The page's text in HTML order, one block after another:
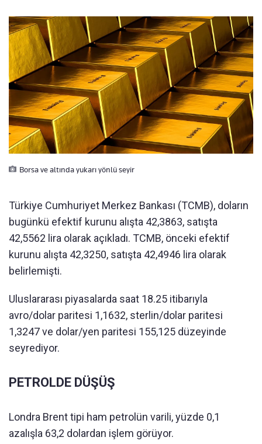
Borsa ve altında yukarı yönlü seyir
Türkiye Cumhuriyet Merkez Bankası (TCMB), doların
bugünkü efektif kurunu alışta 42,3863, satışta
42,5562 lira olarak açıkladı. TCMB, önceki efektif
kurunu alışta 42,3250, satışta 42,4946 lira olarak
belirlemişti.
Uluslararası piyasalarda saat 18.25 itibarıyla
avro/dolar paritesi 1,1632, sterlin/dolar paritesi
1,3247 ve dolar/yen paritesi 155,125 düzeyinde
seyrediyor.
PETROLDE DÜŞÜŞ
Londra Brent tipi ham petrolün varili, yüzde 0,1
azalışla 63,2 dolardan işlem görüyor.